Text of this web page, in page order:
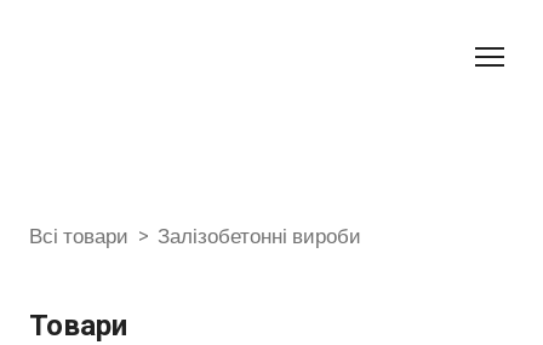
Всі товари Залізобетонні вироби
Товари